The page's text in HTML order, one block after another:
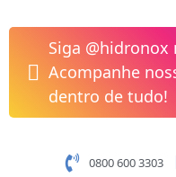
para
conteúdo
Siga
Acompanhe
dentro de tudo!
0800 600 3303